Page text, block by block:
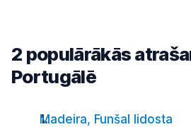
2 populārākās
Portugālē
Madeira, Funšal lidosta